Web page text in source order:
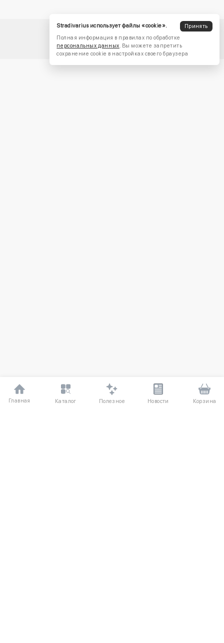
Главная Каталог Полезное Новости Корзина
Stradivarius использует файлы «cookie».
Принять
Полная информация в правилах по обработке
персональных данных. Вы можете запретить
сохранение cookie в настройках своего браузера